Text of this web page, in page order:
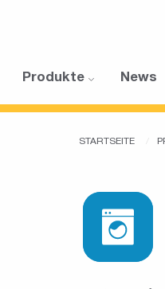
Produkte News
STARTSEITE